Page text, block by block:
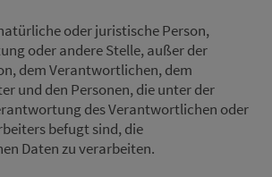
oder juristische Person,
oder andere Stelle, außer der
dem Verantwortlichen, dem
und den Personen, die unter der
des Verantwortlichen oder
befugt sind, die
Daten zu verarbeiten.